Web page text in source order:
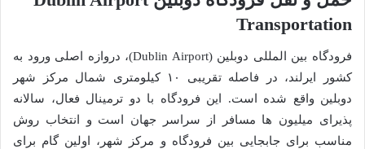
Transportation
فرودگاه بین المللی دوبلین (Dublin Airport)، دروازه اصلی ورود به
کشور ایرلند، در فاصله تقریبی ۱۰ کیلومتری شمال مرکز شهر
دوبلین واقع شده است. این فرودگاه با دو ترمینال فعال، سالانه
پذیرای میلیون ها مسافر از سراسر جهان است و انتخاب روش
مناسب برای جابجایی بین فرودگاه و مرکز شهر، اولین گام برای